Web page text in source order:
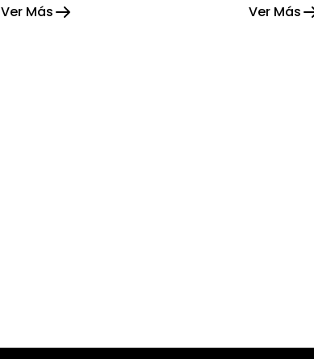
esperanza.
Ver Más
alegría su
Ver Más